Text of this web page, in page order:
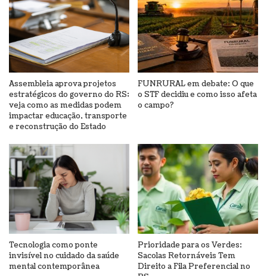
Assembleia aprova projetos
estratégicos do governo do RS;
veja como as medidas podem
impactar educação, transporte
e reconstrução do Estado
FUNRURAL em debate: O que
o STF decidiu e como isso afeta
o campo?
Tecnologia como ponte
invisível no cuidado da saúde
mental contemporânea
Prioridade para os Verdes:
Sacolas Retornáveis Tem
Direito a Fila Preferencial no